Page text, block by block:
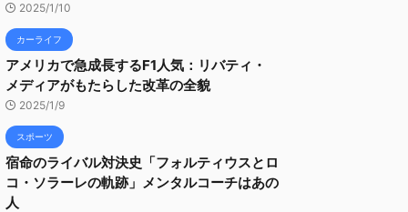
2025/1/10
カーライフ
アメリカで急成長するF1人気：リバティ・
メディアがもたらした改革の全貌
2025/1/9
スポーツ
宿命のライバル対決史「フォルティウスとロ
コ・ソラーレの軌跡」メンタルコーチはあの
人